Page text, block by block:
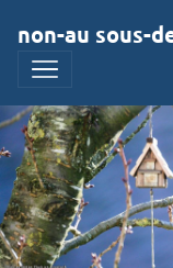
non-au sous-